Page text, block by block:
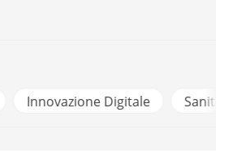
Innovazione Digitale Sanita